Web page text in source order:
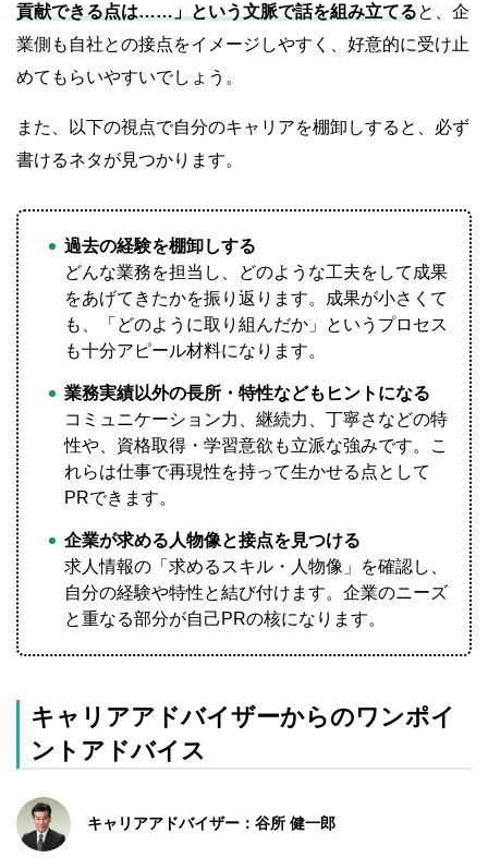
貢献できる点は……」という文脈で話を組み立てると、企
業側も自社との接点をイメージしやすく、好意的に受け止
めてもらいやすいでしょう。
また、以下の視点で自分のキャリアを棚卸しすると、必ず
書けるネタが見つかります。
過去の経験を棚卸しする
どんな業務を担当し、どのような工夫をして成果
をあげてきたかを振り返ります。成果が小さくて
も、「どのように取り組んだか」というプロセス
も十分アピール材料になります。
業務実績以外の長所・特性などもヒントになる
コミュニケーション力、継続力、丁寧さなどの特
性や、資格取得・学習意欲も立派な強みです。こ
れらは仕事で再現性を持って生かせる点として
PRできます。
企業が求める人物像と接点を見つける
求人情報の「求めるスキル・人物像」を確認し、
自分の経験や特性と結び付けます。企業のニーズ
と重なる部分が自己PRの核になります。
キャリアアドバイザーからのワンポイ
ントアドバイス
キャリアアドバイザー：谷所 健一郎